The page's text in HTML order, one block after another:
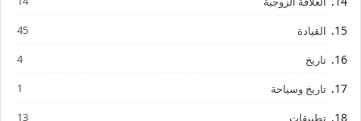
القيادة 45
تاريخ 4
تاريخ وسياحة 1
تطبيقات 13